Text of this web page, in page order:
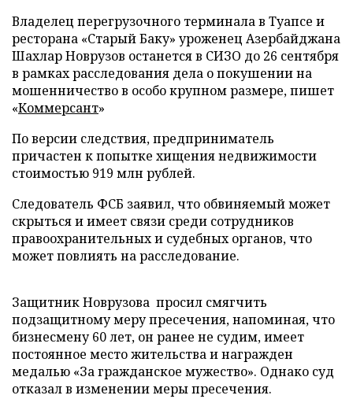
Владелец перегрузочного терминала в Туапсе и
ресторана «Старый Баку» уроженец Азербайджана
Шахлар Новрузов останется в СИЗО до 26 сентября
в рамках расследования дела о покушении на
мошенничество в особо крупном размере, пишет
«Коммерсант»
По версии следствия, предприниматель
причастен к попытке хищения недвижимости
стоимостью 919 млн рублей.
Следователь ФСБ заявил, что обвиняемый может
скрыться и имеет связи среди сотрудников
правоохранительных и судебных органов, что
может повлиять на расследование.
Защитник Новрузова просил смягчить
подзащитному меру пресечения, напоминая, что
бизнесмену 60 лет, он ранее не судим, имеет
постоянное место жительства и награжден
медалью «За гражданское мужество». Однако суд
отказал в изменении меры пресечения.